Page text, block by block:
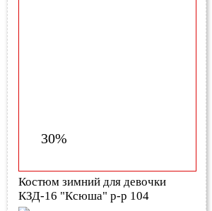
30%
Костюм зимний для девочки
КЗД-16 "Ксюша" р-р 104